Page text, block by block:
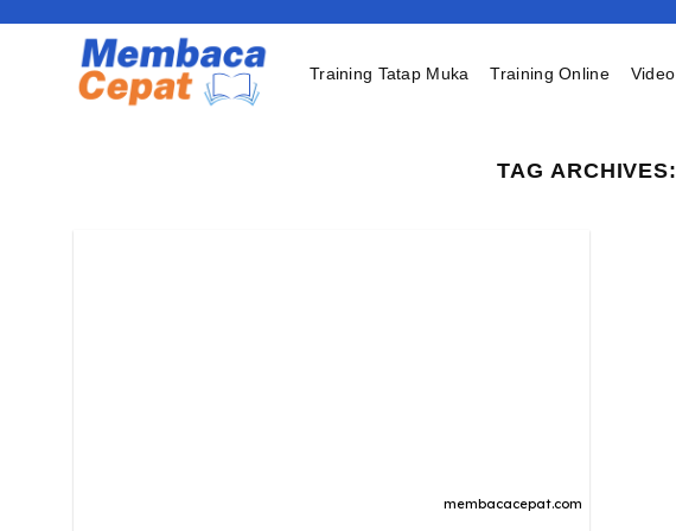
Training Tatap Muka Training Online Video
TAG ARCHIVES: